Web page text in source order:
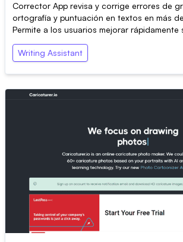
Corrector App revisa y corrige errores de
ortografía y puntuación en textos en más
Permite a los usuarios mejorar rápidamente
Writing Assistant